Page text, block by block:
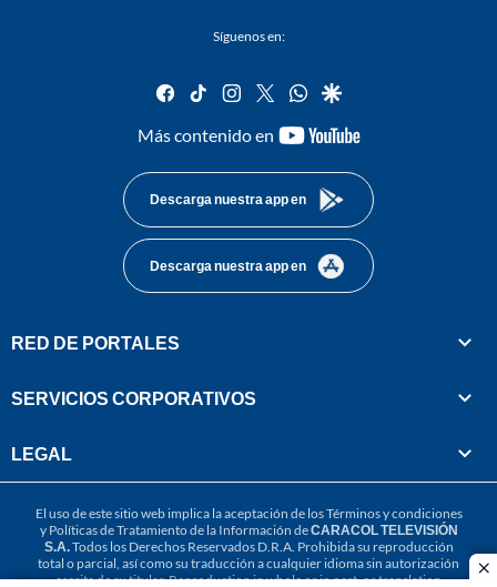
Síguenos en:
facebook
tiktok instagram
twitterwhatsapp
google
Más contenido en
youtube-
Descarga nuestra app en
Descarga nuestra app en
RED DE PORTALES
SERVICIOS CORPORATIVOS
LEGAL
El uso de este sitio web implica la aceptación de losTérminos y condiciones
y Políticas de Tratamiento de la Información deCARACOL TELEVISIÓN
S.A.Todos los Derechos Reservados D.R.A. Prohibida su reproducción
total o parcial, así como su traducción a cualquier idioma sin autorización
escrita de su titular. Reproduction in whole or in part, or translation